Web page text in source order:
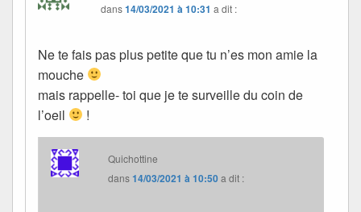
dans14/03/2021 à 10:31 a dit :
Ne te fais pas plus petite que tu n’es mon amie la
mouche
mais rappelle- toi que je te surveille du coin de
l’oeil
!
Quichottine
dans14/03/2021 à 10:50a dit :